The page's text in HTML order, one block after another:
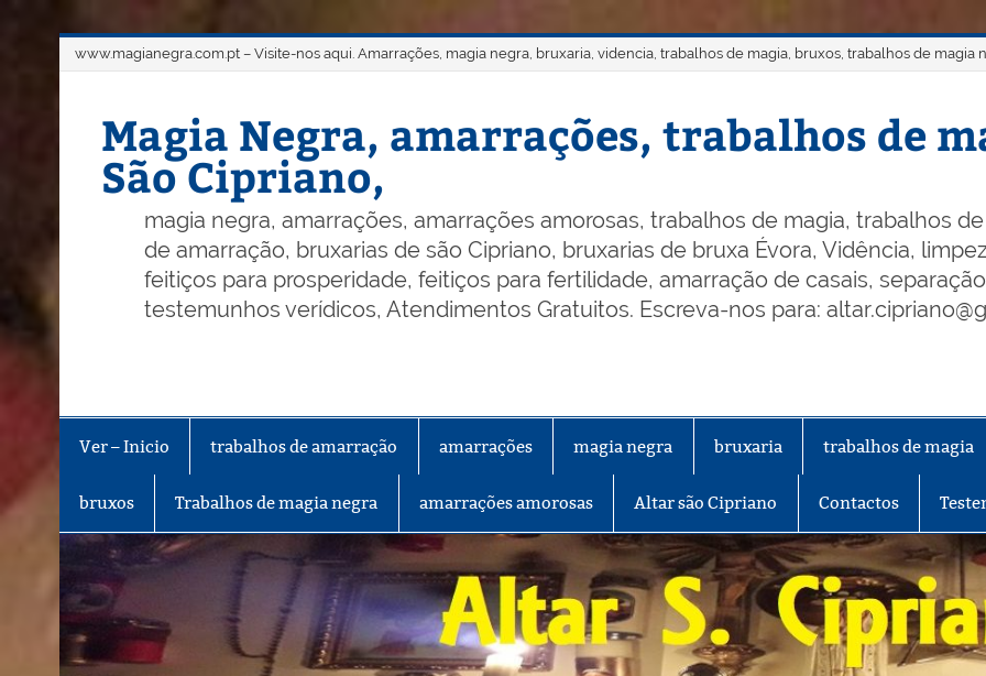
www.magianegra.com.pt – Visite-nos aqui. Amarrações, magia negra, bruxaria, videncia, trabalhos de magia, bruxos, trabalhos de magia
Magia Negra, amarrações, trabalhos de
São Cipriano,
magia negra, amarrações, amarrações amorosas, trabalhos de magia, trabalhos
de amarração, bruxarias de são Cipriano, bruxarias de bruxa Évora, Vidência,
feitiços para prosperidade, feitiços para fertilidade, amarração de casais,
testemunhos verídicos, Atendimentos Gratuitos. Escreva-nos para:
Ver – Inicio trabalhos de amarração amarrações magia negra bruxaria trabalhos de magia
bruxos Trabalhos de magia negra amarrações amorosas Altar são Cipriano Contactos